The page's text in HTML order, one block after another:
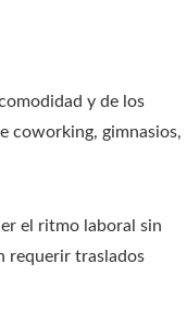
y de los
coworking, gimnasios,
el ritmo laboral sin
requerir traslados